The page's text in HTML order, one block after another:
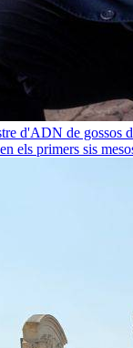
d'ADN de gossos
els primers sis